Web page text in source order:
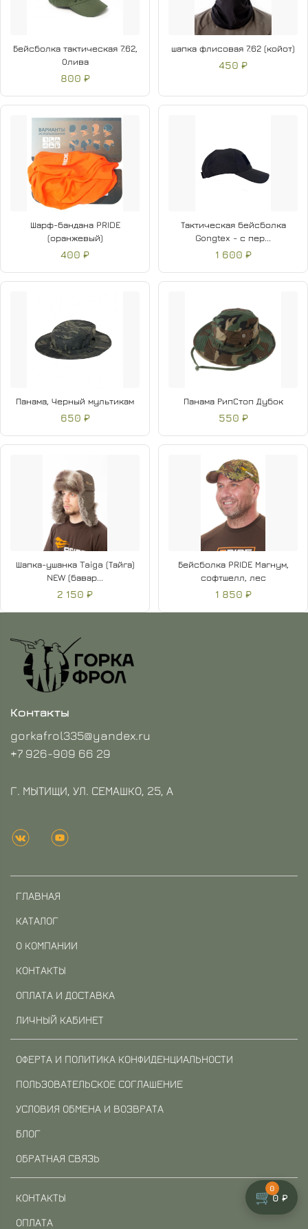
Бейсболка тактическая 7.62,
Олива
800 ₽
шапка флисовая 7.62 (койот)
450 ₽
Шарф-бандана PRIDE
(оранжевый)
400 ₽
Тактическая бейсболка
Gongtex - с пер...
1 600 ₽
Панама, Черный мультикам
650 ₽
Панама РипСтоп Дубок
550 ₽
Шапка-ушанка Taiga (Тайга)
NEW (бавар...
2 150 ₽
Бейсболка PRIDE Магнум,
софтшелл, лес
1 850 ₽
ГЛАВНАЯ
КАТАЛОГ
О КОМПАНИИ
КОНТАКТЫ
ОПЛАТА И ДОСТАВКА
ЛИЧНЫЙ КАБИНЕТ
ОФЕРТА И ПОЛИТИКА КОНФИДЕНЦИАЛЬНОСТИ
ПОЛЬЗОВАТЕЛЬСКОЕ СОГЛАШЕНИЕ
УСЛОВИЯ ОБМЕНА И ВОЗВРАТА
БЛОГ
ОБРАТНАЯ СВЯЗЬ
КОНТАКТЫ
ОПЛАТА
Контакты
gorkafrol335@yandex.ru
+7 926-909 66 29
Г. МЫТИЩИ, УЛ. СЕМАШКО, 25, А
🛒
0
0 ₽